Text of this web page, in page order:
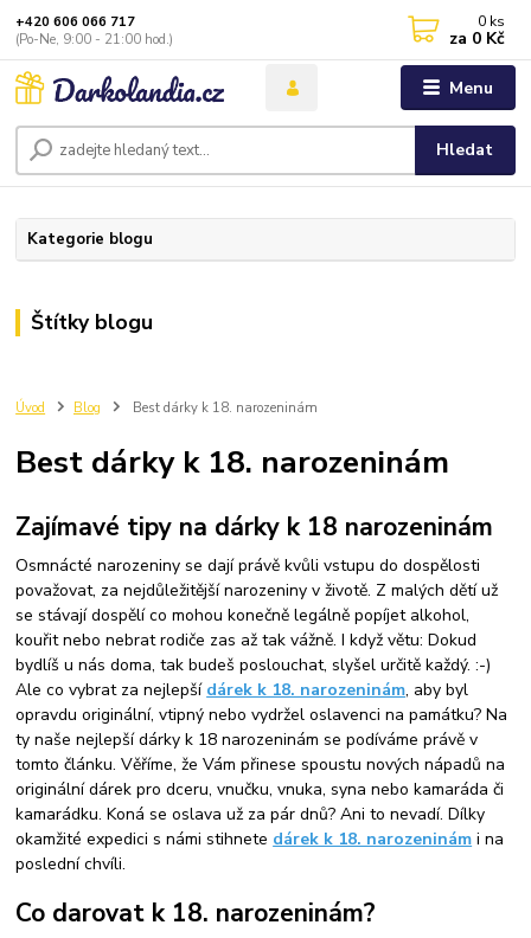
Menu
Hledat
+420 606 066 717
(Po-Ne, 9:00 - 21:00 hod.)
0 ks
za 0 Kč
Kategorie blogu
Štítky blogu
Úvod Blog Best dárky k 18. narozeninám
Best dárky k 18. narozeninám
Zajímavé tipy na dárky k 18 narozeninám
Osmnácté narozeniny se dají právě kvůli vstupu do dospělosti
považovat, za nejdůležitější narozeniny v životě. Z malých dětí už
se stávají dospělí co mohou konečně legálně popíjet alkohol,
kouřit nebo nebrat rodiče zas až tak vážně. I když větu: Dokud
bydlíš u nás doma, tak budeš poslouchat, slyšel určitě každý. :-)
Ale co vybrat za nejlepší dárek k 18. narozeninám, aby byl
opravdu originální, vtipný nebo vydržel oslavenci na památku? Na
ty naše nejlepší dárky k 18 narozeninám se podíváme právě v
tomto článku. Věříme, že Vám přinese spoustu nových nápadů na
originální dárek pro dceru, vnučku, vnuka, syna nebo kamaráda či
kamarádku. Koná se oslava už za pár dnů? Ani to nevadí. Dílky
okamžité expedici s námi stihnete dárek k 18. narozeninám i na
poslední chvíli.
Co darovat k 18. narozeninám?